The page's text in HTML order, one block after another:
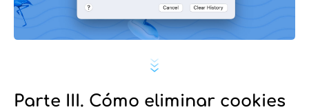
Parte III. Cómo eliminar cookies